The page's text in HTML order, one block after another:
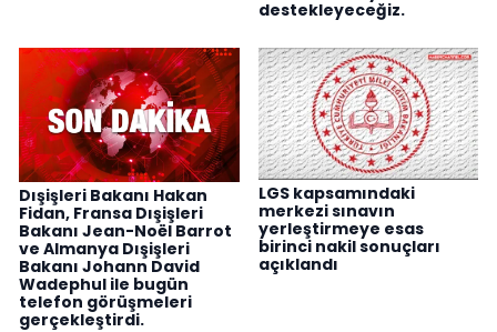
destekleyeceğiz.
Dışişleri Bakanı Hakan
Fidan, Fransa Dışişleri
Bakanı Jean-Noël Barrot
ve Almanya Dışişleri
Bakanı Johann David
Wadephul ile bugün
telefon görüşmeleri
gerçekleştirdi.
LGS kapsamındaki
merkezi sınavın
yerleştirmeye esas
birinci nakil sonuçları
açıklandı